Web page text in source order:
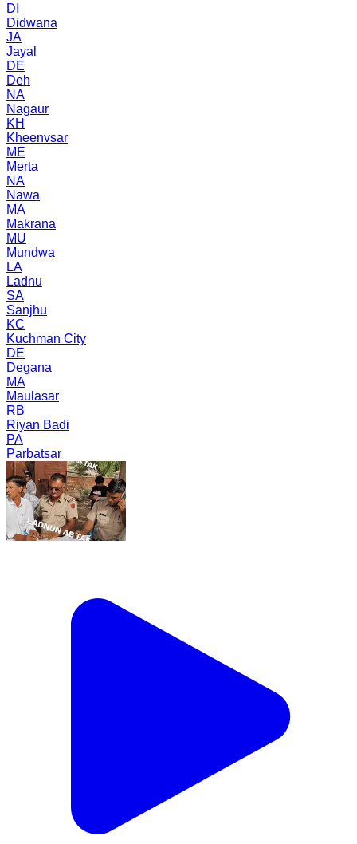
DI
Didwana
JA
Jayal
DE
Deh
NA
Nagaur
KH
Kheenvsar
ME
Merta
NA
Nawa
MA
Makrana
MU
Mundwa
LA
Ladnu
SA
Sanjhu
KC
Kuchman City
DE
Degana
MA
Maulasar
RB
Riyan Badi
PA
Parbatsar